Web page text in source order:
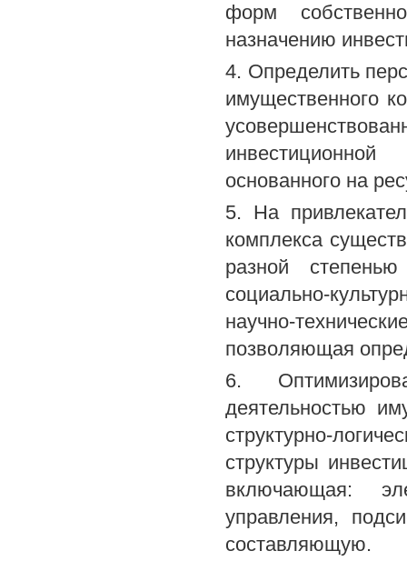
форм
назначению
4. Определить
имущественного
основанного на
5. На
комплекса
разной степенью
социально-
научно-
позволяющая
6.
деятельностью
структурно-
структуры
включающая:
управления,
составляющую.